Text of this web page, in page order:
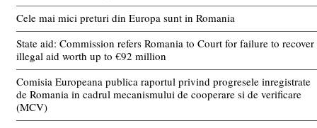
Cele mai mici preturi din Europa sunt in Romania
State aid: Commission refers Romania to Court for failure to recover
illegal aid worth up to €92 million
Comisia Europeana publica raportul privind progresele inregistrate
de Romania in cadrul mecanismului de cooperare si de verificare
(MCV)